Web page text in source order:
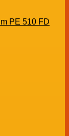
PE 510 FD